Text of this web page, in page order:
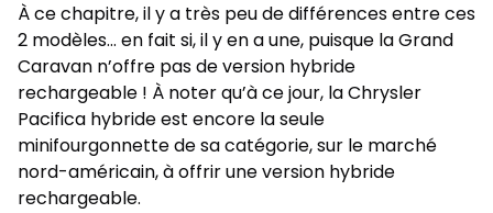
À ce chapitre, il y a très peu de différences entre ces
2 modèles… en fait si, il y en a une, puisque la Grand
Caravan n’offre pas de version hybride
rechargeable ! À noter qu’à ce jour, la Chrysler
Pacifica hybride est encore la seule
minifourgonnette de sa catégorie, sur le marché
nord-américain, à offrir une version hybride
rechargeable.